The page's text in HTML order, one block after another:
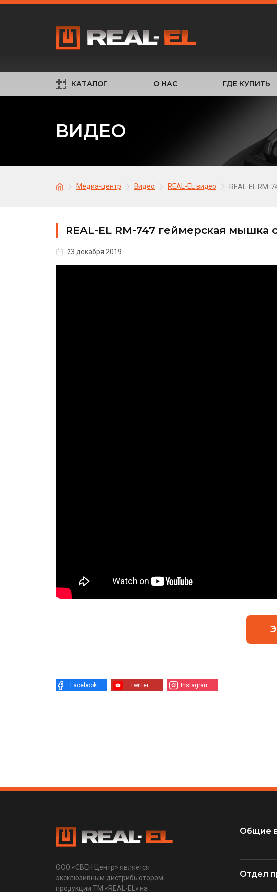
КАТАЛОГ О НАС ГДЕ КУПИТЬ
ВИДЕО
Медиа-центр Видео REAL-EL видео REAL-EL RM-
REAL-EL RM-747 геймерская мышка
23 декабря 2019
Facebook Twitter Instagram
ООО «СВЕН Центр» является
эксклюзивным дистрибьютором
продукции ТМ «REAL-EL» на
Общие
Отдел